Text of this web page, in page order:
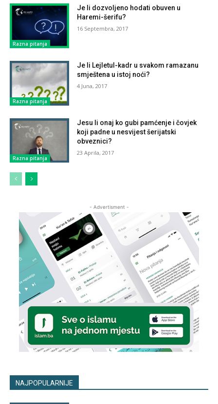
Razna pitanja
Je li dozvoljeno hodati obuven u
Haremi-šerifu?
16 Septembra, 2017
Razna pitanja
Je li Lejletul-kadr u svakom ramazanu
smještena u istoj noći?
4 Juna, 2017
Razna pitanja
Jesu li onaj ko gubi pamćenje i čovjek
koji padne u nesvijest šerijatski
obveznici?
23 Aprila, 2017
- Advertisment -
NAJPOPULARNIJE